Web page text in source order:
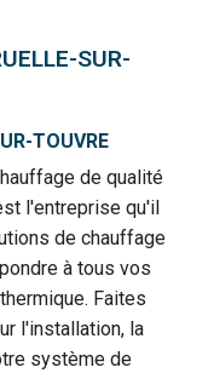
SUR-
TOUVRE
de qualité
l'entreprise qu'il
de chauffage
à tous vos
Faites
l'installation, la
système de